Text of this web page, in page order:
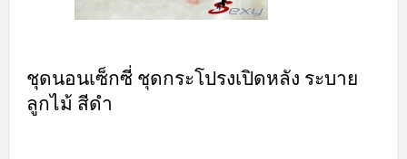
ชุดนอนเซ็กซี่ ชุดกระโปรงเปิดหลัง ระบาย
ลูกไม้ สีดำ